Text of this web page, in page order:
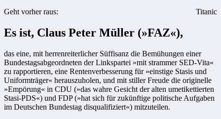
Geht vorher raus:
Titanic
Es ist, Claus Peter Müller (»FAZ«),
das eine, mit herrenreiterlicher Süffisanz die Bemühungen einer
Bundestagsabgeordneten der Linkspartei »mit strammer SED-Vita«
zu rapportieren, eine Rentenverbesserung für »einstige Stasis und
Uniformträger« herauszuholen, und mit stiller Freude die originelle
»Empörung« in CDU (»das wahre Gesicht der alten umetikettierten
Stasi-PDS«) und FDP (»hat sich für zukünftige politische Aufgaben
im Deutschen Bundestag disqualifiziert«) mitzuteilen.